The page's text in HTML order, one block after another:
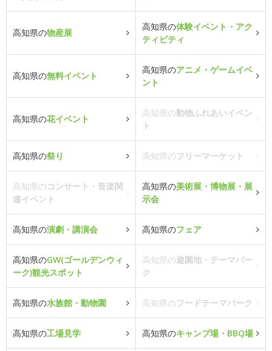
高知県の物産展
高知県の体験イベント・アク
ティビティ
高知県の無料イベント
高知県のアニメ・ゲームイベ
ント
高知県の花イベント
高知県の動物ふれあいイベン
ト
高知県の祭り 高知県のフリーマーケット
高知県のコンサート・音楽関
連イベント
高知県の美術展・博物展・展
示会
高知県の演劇・講演会 高知県のフェア
高知県のGW(ゴールデンウィ
ーク)観光スポット
高知県の遊園地・テーマパー
ク
高知県の水族館・動物園 高知県のフードテーマパーク
高知県の工場見学 高知県のキャンプ場・BBQ場